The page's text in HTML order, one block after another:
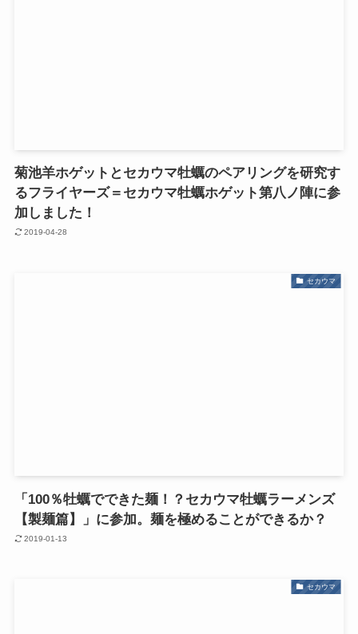
菊池羊ホゲットとセカウマ牡蠣のペアリングを研究す
るフライヤーズ＝セカウマ牡蠣ホゲット第八ノ陣に参
加しました！
2019-04-28
セカウマ
「100％牡蠣でできた麺！？セカウマ牡蠣ラーメンズ
【製麺篇】」に参加。麺を極めることができるか？
2019-01-13
セカウマ